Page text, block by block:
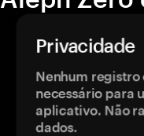
Privacidade
Nenhum registro
necessário para
aplicativo. Não
dados.